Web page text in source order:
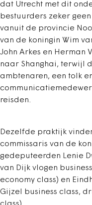
dat Utrecht met dit
bestuurders zeker
vanuit de provincie
van de koningin Wim
John Arkes en Herman
naar Shanghai, terwijl
ambtenaren, een tolk
reisden.
Dezelfde praktijk
commissaris van de
gedeputeerden Lenie
van Dijk vlogen
economy class) en
Gijzel business class,